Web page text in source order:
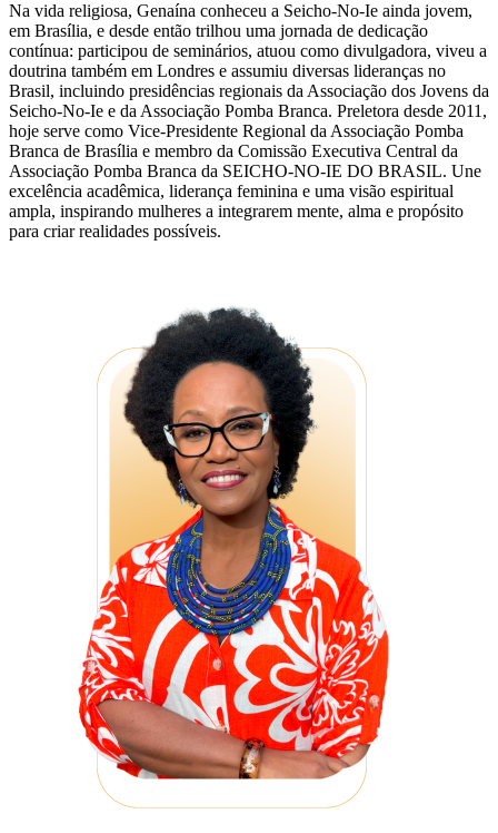
Na vida religiosa, Genaína conheceu a Seicho-No-Ie ainda jovem,
em Brasília, e desde então trilhou uma jornada de dedicação
contínua: participou de seminários, atuou como divulgadora, viveu a
doutrina também em Londres e assumiu diversas lideranças no
Brasil, incluindo presidências regionais da Associação dos Jovens da
Seicho-No-Ie e da Associação Pomba Branca. Preletora desde 2011,
hoje serve como Vice-Presidente Regional da Associação Pomba
Branca de Brasília e membro da Comissão Executiva Central da
Associação Pomba Branca da SEICHO-NO-IE DO BRASIL. Une
excelência acadêmica, liderança feminina e uma visão espiritual
ampla, inspirando mulheres a integrarem mente, alma e propósito
para criar realidades possíveis.